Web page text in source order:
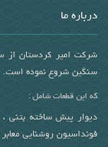
درباره ما
سنگین شروع نموده است.
که این قطعات شامل :
دیوار پیش ساخته بتنی
فونداسیون روشنایی